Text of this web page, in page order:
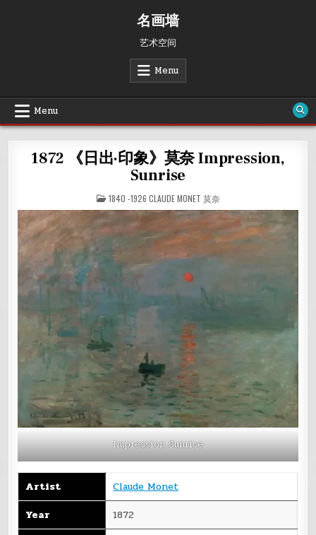
名画墙
艺术空间
Menu
Menu
1872 《日出·印象》莫奈 Impression,
Sunrise
POSTED
IN
1840 -1926 CLAUDE MONET 莫奈
Impression Sunrise
Artist
Claude Monet
Year
1872